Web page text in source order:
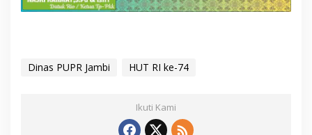
Dinas PUPR Jambi HUT RI ke-74
Ikuti Kami